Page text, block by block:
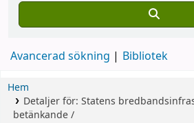
Avancerad sökning Bibliotek
Hem
Detaljer för: Statens
betänkande /